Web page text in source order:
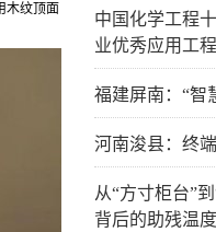
木纹顶面
中国化学工程
业优秀应用工
福建屏南：“智
河南浚县：终
从“方寸柜台”
背后的助残温度